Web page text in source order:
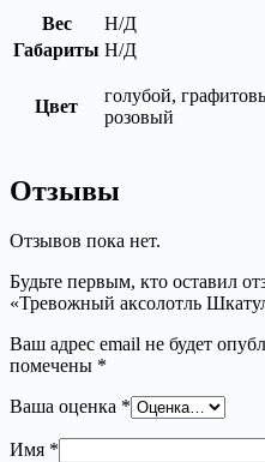
Вес
Н/Д
Габариты Н/Д
Цвет
голубой,
розовый
Отзывы
Отзывов пока нет.
Будьте первым, кто оставил
«Тревожный аксолотль
Ваш адрес email не будет
помечены *
Ваша оценка *
Имя *